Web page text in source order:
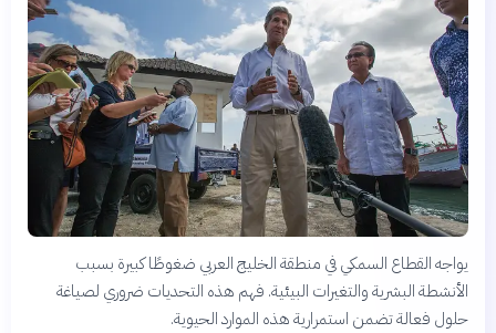
يواجه القطاع السمكي في منطقة الخليج العربي ضغوطًا كبيرة بسبب
الأنشطة البشرية والتغيرات البيئية. فهم هذه التحديات ضروري لصياغة
حلول فعالة تضمن استمرارية هذه الموارد الحيوية.